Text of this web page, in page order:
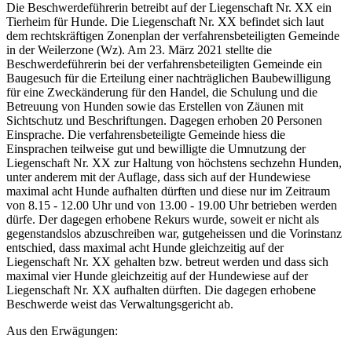
Die Beschwerdeführerin betreibt auf der Liegenschaft Nr. XX ein
Tierheim für Hunde. Die Liegenschaft Nr. XX befindet sich laut
dem rechtskräftigen Zonenplan der verfahrensbeteiligten Gemeinde
in der Weilerzone (Wz). Am 23. März 2021 stellte die
Beschwerdeführerin bei der verfahrensbeteiligten Gemeinde ein
Baugesuch für die Erteilung einer nachträglichen Baubewilligung
für eine Zweckänderung für den Handel, die Schulung und die
Betreuung von Hunden sowie das Erstellen von Zäunen mit
Sichtschutz und Beschriftungen. Dagegen erhoben 20 Personen
Einsprache. Die verfahrensbeteiligte Gemeinde hiess die
Einsprachen teilweise gut und bewilligte die Umnutzung der
Liegenschaft Nr. XX zur Haltung von höchstens sechzehn Hunden,
unter anderem mit der Auflage, dass sich auf der Hundewiese
maximal acht Hunde aufhalten dürften und diese nur im Zeitraum
von 8.15 - 12.00 Uhr und von 13.00 - 19.00 Uhr betrieben werden
dürfe. Der dagegen erhobene Rekurs wurde, soweit er nicht als
gegenstandslos abzuschreiben war, gutgeheissen und die Vorinstanz
entschied, dass maximal acht Hunde gleichzeitig auf der
Liegenschaft Nr. XX gehalten bzw. betreut werden und dass sich
maximal vier Hunde gleichzeitig auf der Hundewiese auf der
Liegenschaft Nr. XX aufhalten dürften. Die dagegen erhobene
Beschwerde weist das Verwaltungsgericht ab.
Aus den Erwägungen: